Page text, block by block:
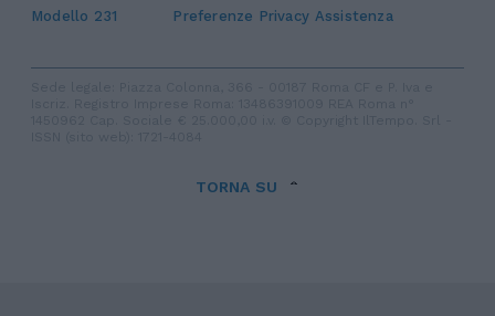
Modello 231
Preferenze Privacy Assistenza
TORNA SU